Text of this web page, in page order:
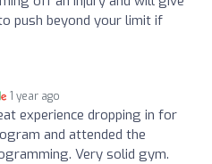
push beyond your limit if
1 year ago
experience dropping in for
and attended the
Very solid gym.